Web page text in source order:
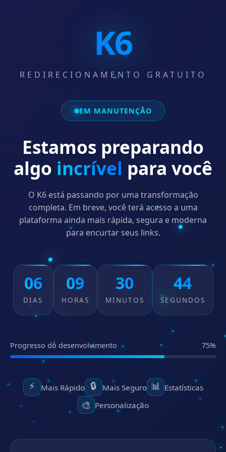
K6
REDIRECIONAMENTO GRATUITO
EM MANUTENÇÃO
Estamos preparando
algo incrível para você
O K6 está passando por uma transformação
completa. Em breve, você terá acesso a uma
plataforma ainda mais rápida, segura e moderna
para encurtar seus links.
06
DIAS
09
HORAS
30
MINUTOS
43
SEGUNDOS
Progresso do desenvolvimento 75%
⚡ Mais Rápido 🔒 Mais Seguro 📊 Estatísticas
🎨 Personalização